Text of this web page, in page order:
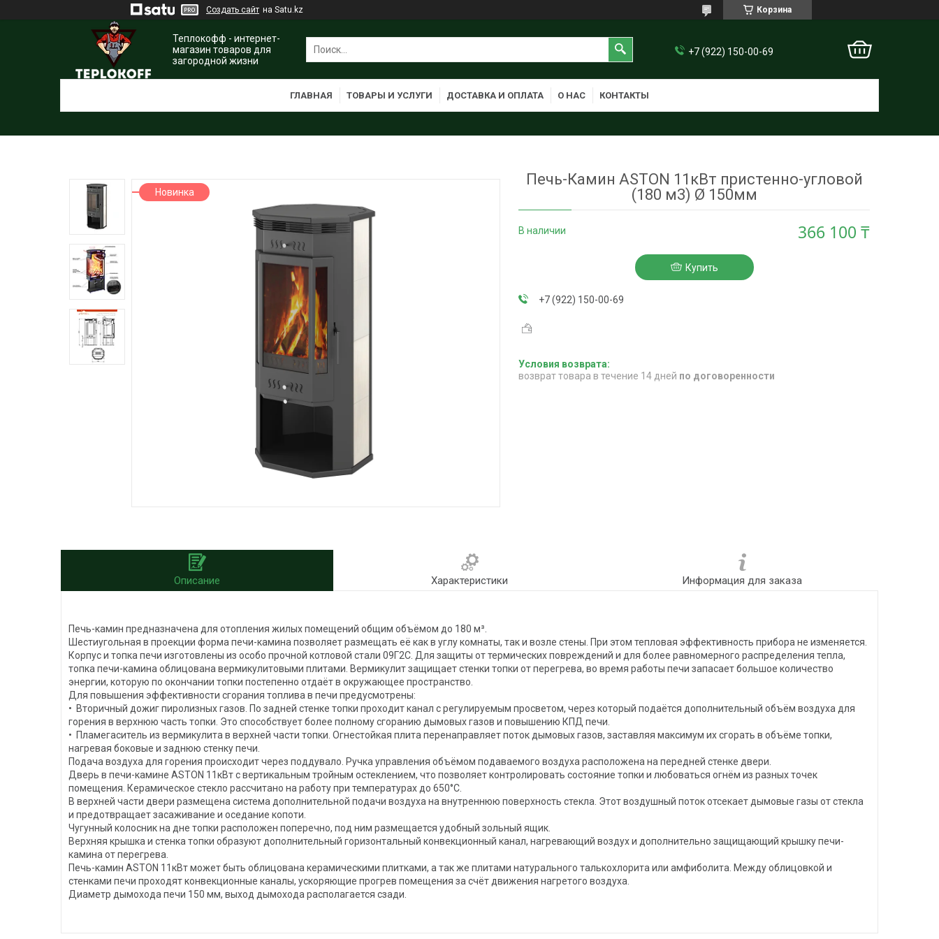
Создать сайт на Satu.kz Корзина
Теплокофф - интернет-
магазин товаров для
загородной жизни
+7 (922) 150-00-69
ГЛАВНАЯ ТОВАРЫ И УСЛУГИ ДОСТАВКА И ОПЛАТА О НАС КОНТАКТЫ
Новинка
Печь-Камин ASTON 11кВт пристенно-угловой
(180 м3) Ø 150мм
В наличии 366 100 ₸
Купить
+7 (922) 150-00-69
возврат товара в течение 14 дней по договоренности
Описание Характеристики Информация для заказа
Печь-камин предназначена для отопления жилых помещений общим объёмом до 180 м³.
Шестиугольная в проекции форма печи-камина позволяет размещать её как в углу комнаты, так и возле стены. При этом тепловая эффективность прибора не изменяется.
Корпус и топка печи изготовлены из особо прочной котловой стали 09Г2С. Для защиты от термических повреждений и для более равномерного распределения тепла,
топка печи-камина облицована вермикулитовыми плитами. Вермикулит защищает стенки топки от перегрева, во время работы печи запасает большое количество
энергии, которую по окончании топки постепенно отдаёт в окружающее пространство.
Для повышения эффективности сгорания топлива в печи предусмотрены:
• Вторичный дожиг пиролизных газов. По задней стенке топки проходит канал с регулируемым просветом, через который подаётся дополнительный объём воздуха для
горения в верхнюю часть топки. Это способствует более полному сгоранию дымовых газов и повышению КПД печи.
• Пламегаситель из вермикулита в верхней части топки. Огнестойкая плита перенаправляет поток дымовых газов, заставляя максимум их сгорать в объёме топки,
нагревая боковые и заднюю стенку печи.
Подача воздуха для горения происходит через поддувало. Ручка управления объёмом подаваемого воздуха расположена на передней стенке двери.
Дверь в печи-камине ASTON 11кВт с вертикальным тройным остеклением, что позволяет контролировать состояние топки и любоваться огнём из разных точек
помещения. Керамическое стекло рассчитано на работу при температурах до 650°C.
В верхней части двери размещена система дополнительной подачи воздуха на внутреннюю поверхность стекла. Этот воздушный поток отсекает дымовые газы от стекла
и предотвращает засаживание и оседание копоти.
Чугунный колосник на дне топки расположен поперечно, под ним размещается удобный зольный ящик.
Верхняя крышка и стенка топки образуют дополнительный горизонтальный конвекционный канал, нагревающий воздух и дополнительно защищающий крышку печи-
камина от перегрева.
Печь-камин ASTON 11кВт может быть облицована керамическими плитками, а так же плитами натурального талькохлорита или амфиболита. Между облицовкой и
стенками печи проходят конвекционные каналы, ускоряющие прогрев помещения за счёт движения нагретого воздуха.
Диаметр дымохода печи 150 мм, выход дымохода располагается сзади.